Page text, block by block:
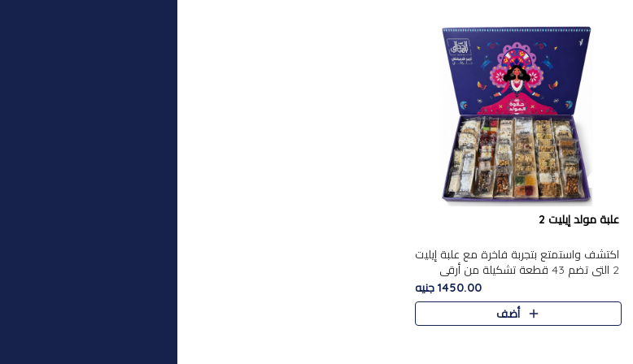
علبة مولد إيليت 2
اكتشف واستمتع بتجربة فاخرة مع علبة إيليت
2 التي تضم 43 قطعة تشكيلة من أرقى
حلويات المولد الشرقية المصرية الأصيلة
,معروضة بشكل جميل في علبة أ..
1450.00 جنيه
أضف